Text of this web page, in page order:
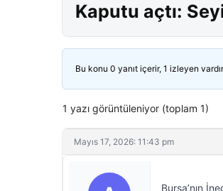
Kaputu açtı:
Bu konu 0 yanıt içerir, 1 izleyen
1 yazı görüntüleniyor (toplam 1)
Mayıs 17, 2026: 11:43 pm
Bursa’nın